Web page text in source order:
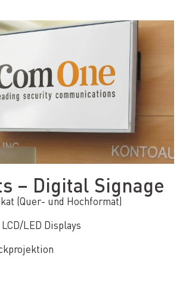
– Digital Signage
(Quer- und Hochformat)
LED Displays